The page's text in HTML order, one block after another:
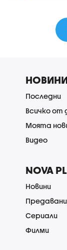
Последни
Всичко от
Моята
Видео
NOVA
Новини
Сериали
Филми